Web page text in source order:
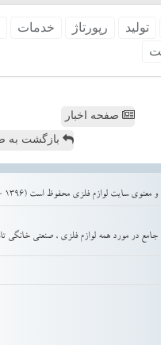
تولید رپورتاژ خدمات
صفحه اخبار
بازگشت به
جامع در مورد همه لوازم فلزی ، صنعتی خانگی